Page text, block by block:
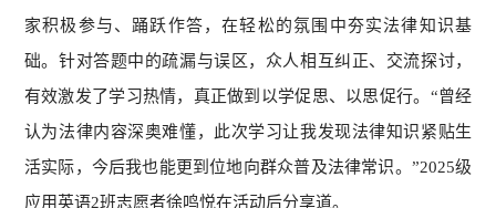
家积极参与、踊跃作答，在轻松的氛围中夯实法律知识基
础。针对答题中的疏漏与误区，众人相互纠正、交流探讨，
有效激发了学习热情，真正做到以学促思、以思促行。“曾经
认为法律内容深奥难懂，此次学习让我发现法律知识紧贴生
活实际，今后我也能更到位地向群众普及法律常识。”2025级
应用英语2班志愿者徐鸣悦在活动后分享道。